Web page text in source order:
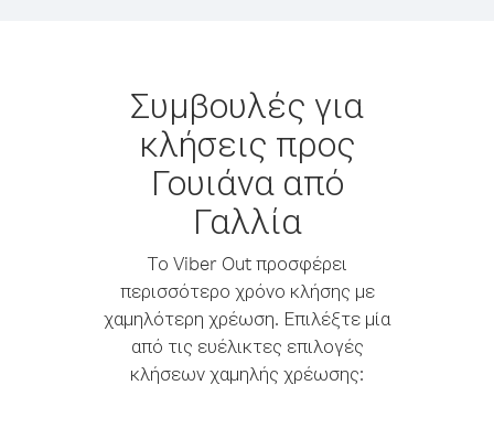
Συμβουλές για
κλήσεις προς
Γουιάνα από
Γαλλία
Το Viber Out προσφέρει
περισσότερο χρόνο κλήσης με
χαμηλότερη χρέωση. Επιλέξτε μία
από τις ευέλικτες επιλογές
κλήσεων χαμηλής χρέωσης: